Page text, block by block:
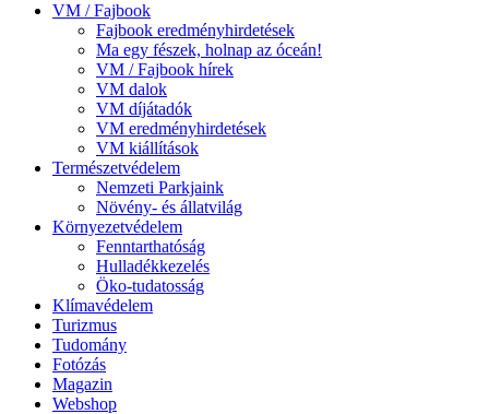
VM / Fajbook
Fajbook eredményhirdetések
Ma egy fészek, holnap az óceán!
VM / Fajbook hírek
VM dalok
VM díjátadók
VM eredményhirdetések
VM kiállítások
Természetvédelem
Nemzeti Parkjaink
Növény- és állatvilág
Környezetvédelem
Fenntarthatóság
Hulladékkezelés
Öko-tudatosság
Klímavédelem
Turizmus
Tudomány
Fotózás
Magazin
Webshop